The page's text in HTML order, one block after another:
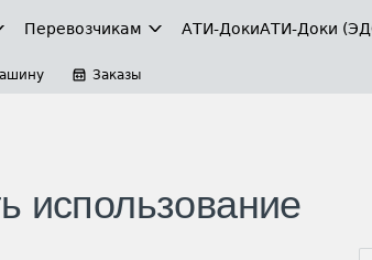
Перевозчикам АТИ-ДокиАТИ-Доки
Заказы
использование